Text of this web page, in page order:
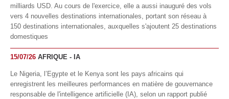
milliards USD. Au cours de l'exercice, elle a aussi inauguré des vols
vers 4 nouvelles destinations internationales, portant son réseau à
150 destinations internationales, auxquelles s'ajoutent 25 destinations
domestiques
15/07/26 AFRIQUE - IA
Le Nigeria, l’Egypte et le Kenya sont les pays africains qui
enregistrent les meilleures performances en matière de gouvernance
responsable de l'intelligence artificielle (IA), selon un rapport publié